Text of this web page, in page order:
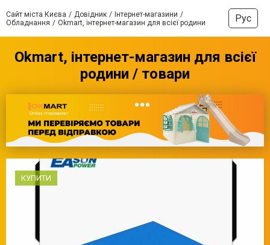
Сайт міста Києва Довідник
Інтернет-магазини
Обладнання
Okmart, інтернет-магазин для всієї родини Рус
Okmart, інтернет-магазин для всієї
родини / товари
КУПИТИ